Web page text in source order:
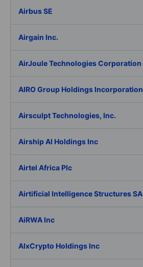
Airbus SE
Airgain Inc.
AirJoule Technologies Corporation
AIRO Group Holdings Incorporation
Airsculpt Technologies, Inc.
Airship AI Holdings Inc
Airtel Africa Plc
Airtificial Intelligence Structures SA
AiRWA Inc
AIxCrypto Holdings Inc